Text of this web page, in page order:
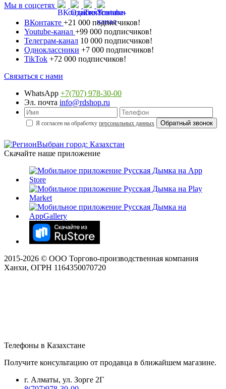
Мы в соцсетях
ВКонтакте +21 000 подписчиков!
Youtube-канал +99 000 подписчиков!
Телеграм-канал 10 000 подписчиков!
Одноклассники +7 000 подписчиков!
TikTok +72 000 подписчиков!
Связаться с нами
WhatsApp +7(707) 978-30-00
Эл. почта info@rdshop.ru
Я согласен на обработку персональных данных
Выбран город: Казахстан
Скачайте наше приложение
2015-2026 © ООО Торгово-производственная компания
Ханхи, ОГРН 1164350070720
Телефоны в Казахстане
Получите консультацию от продавца в ближайшем магазине.
г. Алматы, ул. Зорге 2Г